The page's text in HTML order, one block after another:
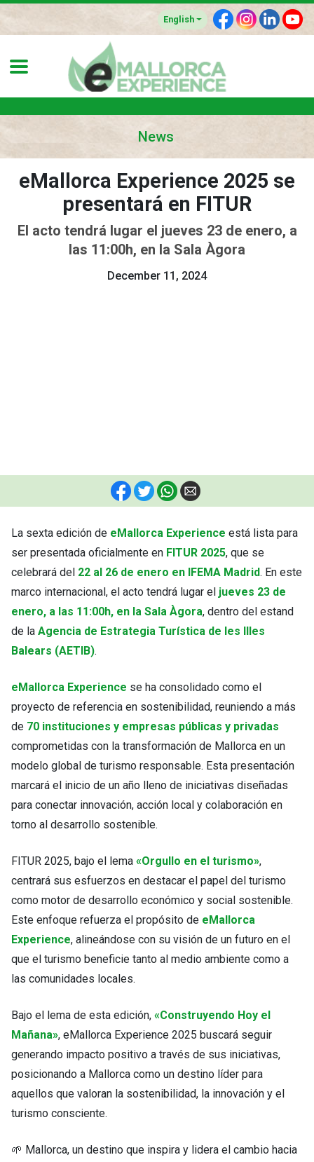
English F I L Y
News
eMallorca Experience 2025 se
presentará en FITUR
El acto tendrá lugar el jueves 23 de enero, a
las 11:00h, en la Sala Àgora
December 11, 2024
F T W E
La sexta edición de eMallorca Experience está lista para
ser presentada oficialmente en FITUR 2025, que se
celebrará del 22 al 26 de enero en IFEMA Madrid. En este
marco internacional, el acto tendrá lugar el jueves 23 de
enero, a las 11:00h, en la Sala Àgora, dentro del estand
de la Agencia de Estrategia Turística de les Illes
Balears (AETIB).
eMallorca Experience se ha consolidado como el
proyecto de referencia en sostenibilidad, reuniendo a más
de 70 instituciones y empresas públicas y privadas
comprometidas con la transformación de Mallorca en un
modelo global de turismo responsable. Esta presentación
marcará el inicio de un año lleno de iniciativas diseñadas
para conectar innovación, acción local y colaboración en
torno al desarrollo sostenible.
FITUR 2025, bajo el lema «Orgullo en el turismo»,
centrará sus esfuerzos en destacar el papel del turismo
como motor de desarrollo económico y social sostenible.
Este enfoque refuerza el propósito de eMallorca
Experience, alineándose con su visión de un futuro en el
que el turismo beneficie tanto al medio ambiente como a
las comunidades locales.
Bajo el lema de esta edición, «Construyendo Hoy el
Mañana», eMallorca Experience 2025 buscará seguir
generando impacto positivo a través de sus iniciativas,
posicionando a Mallorca como un destino líder para
aquellos que valoran la sostenibilidad, la innovación y el
turismo consciente.
🌱 Mallorca, un destino que inspira y lidera el cambio hacia